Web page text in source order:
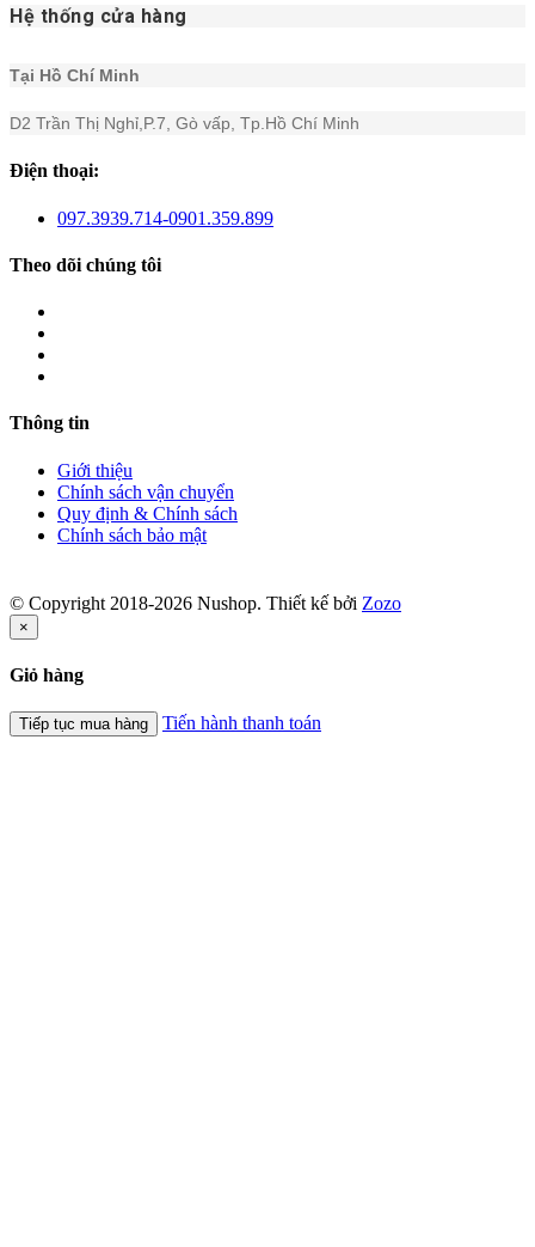
Hệ thống cửa hàng
Tại Hồ Chí Minh
D2 Trần Thị Nghỉ,P.7, Gò vấp, Tp.Hồ Chí Minh
Điện thoại:
097.3939.714-0901.359.899
Theo dõi chúng tôi
Thông tin
Giới thiệu
Chính sách vận chuyển
Quy định & Chính sách
Chính sách bảo mật
© Copyright 2018-2026 Nushop. Thiết kế bởi Zozo
×
Giỏ hàng
Tiếp tục mua hàng Tiến hành thanh toán